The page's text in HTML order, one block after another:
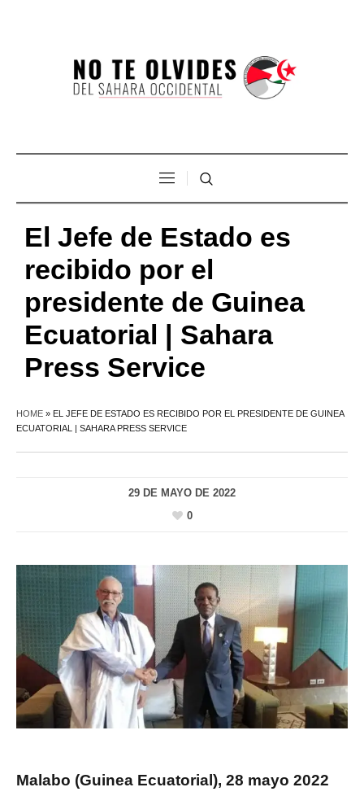
El Jefe de Estado es
recibido por el
presidente de Guinea
Ecuatorial | Sahara
Press Service
HOME » EL JEFE DE ESTADO ES RECIBIDO POR EL PRESIDENTE DE GUINEA
ECUATORIAL | SAHARA PRESS SERVICE
29 DE MAYO DE 2022
0
Malabo (Guinea Ecuatorial), 28 mayo 2022